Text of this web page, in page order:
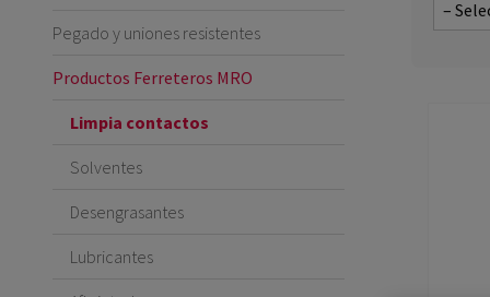
Pegado y uniones resistentes
Productos Ferreteros MRO
Limpia contactos
Solventes
Desengrasantes
Lubricantes